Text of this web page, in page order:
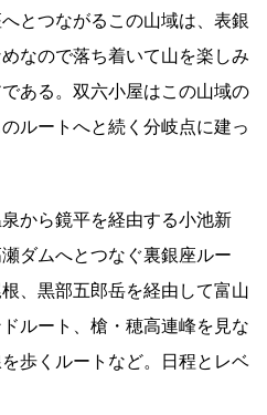
とつながるこの山域は、表銀
なので落ち着いて山を楽しみ
ある。双六小屋はこの山域の
ルートへと続く分岐点に建っ
から鏡平を経由する小池新
ダムへとつなぐ裏銀座ルー
、黒部五郎岳を経由して富山
ルート、槍・穂高連峰を見な
歩くルートなど。日程とレベ